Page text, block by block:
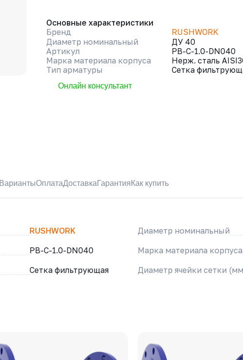
Основные характеристики
Бренд
RUSHWORK
Диаметр номинальный
ДУ 40
Артикул
РВ-С-1.0-DN040
Марка материала корпуса
Нерж. сталь
Тип арматуры
Сетка
Онлайн консультант
ВариантыОплатаДоставка Гарантия Как купить
RUSHWORK
Диаметр номинальный
РВ-С-1.0-DN040
Марка материала корпуса
Сетка фильтрующая Диаметр ячейки сетки